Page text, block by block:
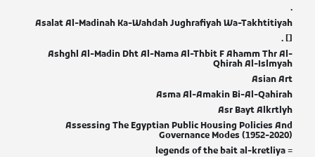
.
Asalat Al-Madinah Ka-Wahdah Jughrafiyah Wa-Takhtitiyah
[] .
Ashghl Al-Madin Dht Al-Nama Al-Thbit F Ahamm Thr Al-
Qhirah Al-Islmyah
Asian Art
Asma Al-Amakin Bi-Al-Qahirah
Asr Bayt Alkrtlyh
Assessing The Egyptian Public Housing Policies And
Governance Modes (1952-2020)
= legends of the bait al-kretliya